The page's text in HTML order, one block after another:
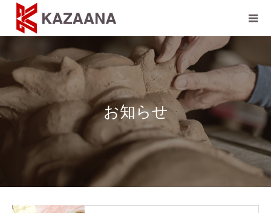
お知らせ